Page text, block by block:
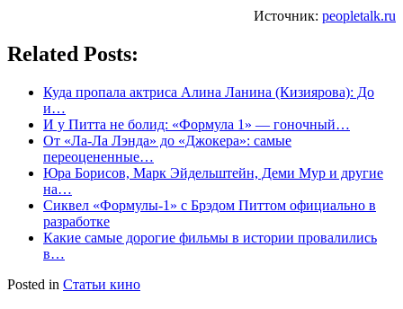
Источник: peopletalk.ru
Related Posts:
Куда пропала актриса Алина Ланина (Кизиярова): До
и…
И у Питта не болид: «Формула 1» — гоночный…
От «Ла-Ла Лэнда» до «Джокера»: самые
переоцененные…
Юра Борисов, Марк Эйдельштейн, Деми Мур и другие
на…
Сиквел «Формулы-1» с Брэдом Питтом официально в
разработке
Какие самые дорогие фильмы в истории провалились
в…
Posted in Статьи кино